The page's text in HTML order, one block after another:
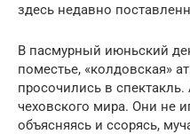
здесь недавно
В пасмурный июньский
поместье, «колдовская»
просочились в
чеховского мира. Они не
объясняясь и ссорясь,